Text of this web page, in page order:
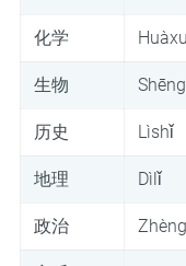
化学
生物
历史 Lìshǐ
地理 Dìlǐ
政治